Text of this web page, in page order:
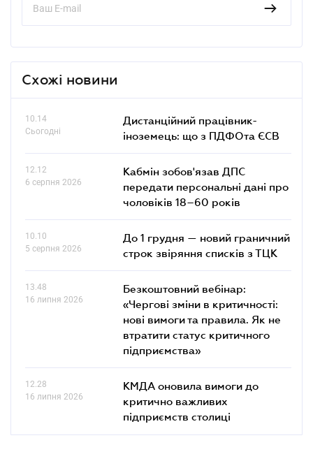
Схожі новини
10.14
Сьогодні
Дистанційний працівник-
іноземець: що з ПДФОта ЄСВ
12.12
6 серпня 2026
Кабмін зобов'язав ДПС
передати персональні дані про
чоловіків 18–60 років
10.10
5 серпня 2026
До 1 грудня — новий граничний
строк звіряння списків з ТЦК
13.48
16 липня 2026
Безкоштовний вебінар:
«Чергові зміни в критичності:
нові вимоги та правила. Як не
втратити статус критичного
підприємства»
12.28
16 липня 2026
КМДА оновила вимоги до
критично важливих
підприємств столиці